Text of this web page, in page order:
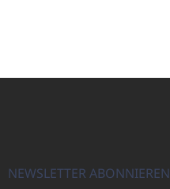
NEWSLETTER ABONNIEREN